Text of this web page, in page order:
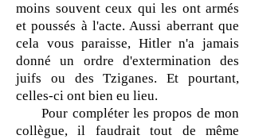
moins souvent ceux qui les ont armés
et poussés à l'acte. Aussi aberrant que
cela vous paraisse, Hitler n'a jamais
donné un ordre d'extermination des
juifs ou des Tziganes. Et pourtant,
celles-ci ont bien eu lieu.
Pour compléter les propos de mon
collègue, il faudrait tout de même